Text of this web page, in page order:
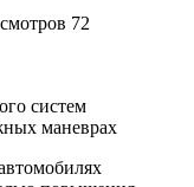
72
систем
маневрах